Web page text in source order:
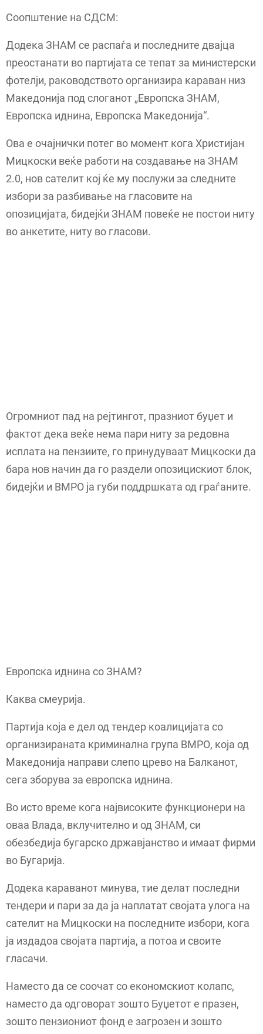
Соопштение на СДСМ:
Додека ЗНАМ се распаѓа и последните двајца
преостанати во партијата се тепат за министерски
фотелји, раководството организира караван низ
Македонија под слоганот „Европска ЗНАМ,
Европска иднина, Европска Македонија“.
Ова е очајнички потег во момент кога Христијан
Мицкоски веќе работи на создавање на ЗНАМ
2.0, нов сателит кој ќе му послужи за следните
избори за разбивање на гласовите на
опозицијата, бидејќи ЗНАМ повеќе не постои ниту
во анкетите, ниту во гласови.
Огромниот пад на рејтингот, празниот буџет и
фактот дека веќе нема пари ниту за редовна
исплата на пензиите, го принудуваат Мицкоски да
бара нов начин да го раздели опозицискиот блок,
бидејќи и ВМРО ја губи поддршката од граѓаните.
Европска иднина со ЗНАМ?
Каква смеурија.
Партија која е дел од тендер коалицијата со
организираната криминална група ВМРО, која од
Македонија направи слепо црево на Балканот,
сега зборува за европска иднина.
Во исто време кога највисоките функционери на
оваа Влада, вклучително и од ЗНАМ, си
обезбедија бугарско државјанство и имаат фирми
во Бугарија.
Додека караванот минува, тие делат последни
тендери и пари за да ја наплатат својата улога на
сателит на Мицкоски на последните избори, кога
ја издадоа својата партија, а потоа и своите
гласачи.
Наместо да се соочат со економскиот колапс,
наместо да одговорат зошто Буџетот е празен,
зошто пензиониот фонд е загрозен и зошто